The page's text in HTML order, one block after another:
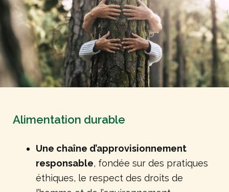
Alimentation durable
Une chaîne d’approvisionnement
responsable, fondée sur des pratiques
éthiques, le respect des droits de